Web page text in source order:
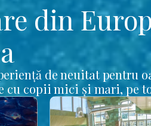
din
de neuitat pentru
cu copii mici și mari, pe